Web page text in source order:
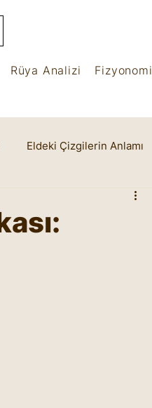
Rüya Analizi Fizyonomi
Eldeki Çizgilerin Anlamı